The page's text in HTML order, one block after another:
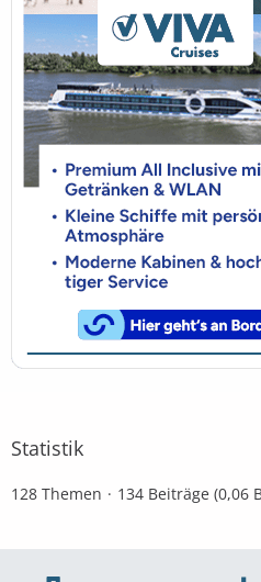
Statistik
128 Themen 134 Beiträge (0,06